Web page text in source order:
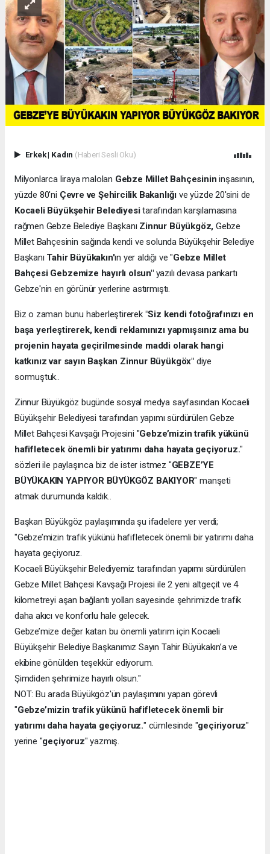
Erkek| Kadın (Haberi Sesli Oku)
Milyonlarca liraya malolan Gebze Millet Bahçesinin inşasının,
yüzde 80'ni Çevre ve Şehircilik Bakanlığı ve yüzde 20'sini de
Kocaeli Büyükşehir Belediyesitarafından karşılamasına
rağmen Gebze Belediye Başkanı Zinnur Büyükgöz, Gebze
Millet Bahçesinin sağında kendi ve solunda Büyükşehir Belediye
Başkanı Tahir Büyükakın'ın yer aldığı ve "Gebze Millet
Bahçesi Gebzemize hayırlı olsun"yazılı devasa pankartı
Gebze'nin en görünür yerlerine astırmıştı.
Biz o zaman bunu haberleştirerek "Siz kendi fotoğrafınızı en
başa yerleştirerek, kendi reklamınızı yapmışsınız ama bu
projenin hayata geçirilmesinde maddi olarak hangi
katkınız var sayın Başkan Zinnur Büyükgöx" diye
sormuştuk..
Zinnur Büyükgöz bugünde sosyal medya sayfasından Kocaeli
Büyükşehir Belediyesi tarafından yapımı sürdürülen Gebze
Millet Bahçesi Kavşağı Projesini "Gebze’mizin trafik yükünü
hafifletecek önemli bir yatırımı daha hayata geçiyoruz."
sözleri ile paylaşınca biz de ister istmez "GEBZE’YE
BÜYÜKAKIN YAPIYOR BÜYÜKGÖZ BAKIYOR" manşeti
atmak durumunda kaldık..
Başkan Büyükgöz paylaşımında şu ifadelere yer verdi;
"Gebze’mizin trafik yükünü hafifletecek önemli bir yatırımı daha
hayata geçiyoruz.
Kocaeli Büyükşehir Belediyemiz tarafından yapımı sürdürülen
Gebze Millet Bahçesi Kavşağı Projesi ile 2 yeni altgeçit ve 4
kilometreyi aşan bağlantı yolları sayesinde şehrimizde trafik
daha akıcı ve konforlu hale gelecek.
Gebze’mize değer katan bu önemli yatırım için Kocaeli
Büyükşehir Belediye Başkanımız Sayın Tahir Büyükakın’a ve
ekibine gönülden teşekkür ediyorum.
Şimdiden şehrimize hayırlı olsun."
NOT: Bu arada Büyükgöz'ün paylaşımını yapan görevli
"Gebze’mizin trafik yükünü hafifletecek önemli bir
yatırımı daha hayata geçiyoruz." cümlesinde "geçiriyoruz"
yerine "geçiyoruz" yazmış.